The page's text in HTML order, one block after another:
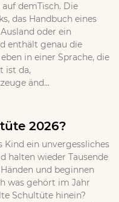
demTisch. Die
das Handbuch eines
oder ein
enthält genau die
in einer Sprache, die
ist da,
änd...
2026?
ein unvergessliches
halten wieder Tausende
und beginnen
was gehört im Jahr
Schultüte hinein?